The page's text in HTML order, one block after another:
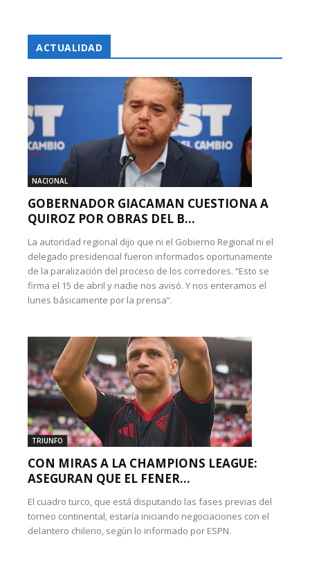
ACTUALIDAD
NACIONAL
GOBERNADOR GIACAMAN CUESTIONA A
QUIROZ POR OBRAS DEL B...
La autoridad regional dijo que ni el Gobierno Regional ni el
delegado presidencial fueron informados oportunamente
de la paralización del proceso de los corredores. “Esto se
firma el 15 de abril y nadie nos avisó. Y nos enteramos el
lunes básicamente por la prensa”.
TRIUNFO
CON MIRAS A LA CHAMPIONS LEAGUE:
ASEGURAN QUE EL FENER...
El cuadro turco, que está disputando las fases previas del
torneo continental, estaría iniciando negociaciones con el
delantero chileno, según lo informado por ESPN.